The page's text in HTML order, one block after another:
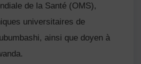
de la Santé (OMS),
universitaires de
ainsi que doyen à